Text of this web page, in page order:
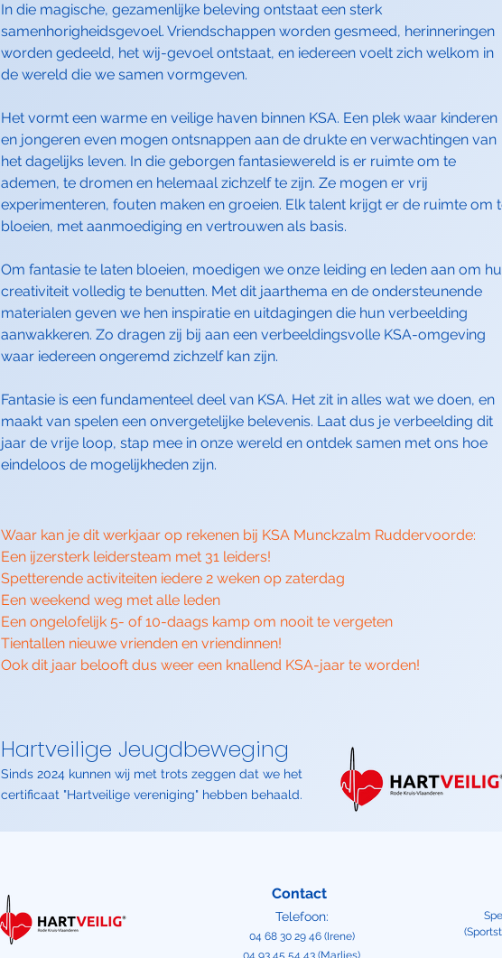
In die magische, gezamenlijke beleving ontstaat een sterk
samenhorigheidsgevoel. Vriendschappen worden gesmeed, herinneringen
worden gedeeld, het wij-gevoel ontstaat, en iedereen voelt zich welkom in
de wereld die we samen vormgeven.
Het vormt een warme en veilige haven binnen KSA. Een plek waar kinderen
en jongeren even mogen ontsnappen aan de drukte en verwachtingen van
het dagelijks leven. In die geborgen fantasiewereld is er ruimte om te
ademen, te dromen en helemaal zichzelf te zijn. Ze mogen er vrij
experimenteren, fouten maken en groeien. Elk talent krijgt er de ruimte om
bloeien, met aanmoediging en vertrouwen als basis.
Om fantasie te laten bloeien, moedigen we onze leiding en leden aan om
creativiteit volledig te benutten. Met dit jaarthema en de ondersteunende
materialen geven we hen inspiratie en uitdagingen die hun verbeelding
aanwakkeren. Zo dragen zij bij aan een verbeeldingsvolle KSA-omgeving
waar iedereen ongeremd zichzelf kan zijn.
Fantasie is een fundamenteel deel van KSA. Het zit in alles wat we doen, en
maakt van spelen een onvergetelijke belevenis. Laat dus je verbeelding dit
jaar de vrije loop, stap mee in onze wereld en ontdek samen met ons hoe
eindeloos de mogelijkheden zijn.
Waar kan je dit werkjaar op rekenen bij KSA Munckzalm Ruddervoorde:
Een ijzersterk leidersteam met 31 leiders!
Spetterende activiteiten iedere 2 weken op zaterdag
Een weekend weg met alle leden
Een ongelofelijk 5- of 10-daags kamp om nooit te vergeten
Tientallen nieuwe vrienden en vriendinnen!​
Ook dit jaar belooft dus weer een knallend KSA-jaar te worden!
Hartveilige Jeugdbeweging
Sinds 2024 kunnen wij met trots zeggen dat we het
certificaat "Hartveilige vereniging" hebben behaald.
Contact
Telefoon:
04 68 30 29 46 (Irene)
04 93 45 54 43 (Marlies)